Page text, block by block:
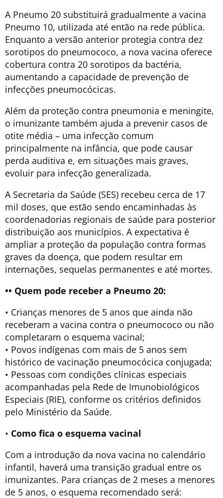
A Pneumo 20 substituirá gradualmente a vacina
Pneumo 10, utilizada até então na rede pública.
Enquanto a versão anterior protegia contra dez
sorotipos do pneumococo, a nova vacina oferece
cobertura contra 20 sorotipos da bactéria,
aumentando a capacidade de prevenção de
infecções pneumocócicas.
Além da proteção contra pneumonia e meningite,
o imunizante também ajuda a prevenir casos de
otite média – uma infecção comum
principalmente na infância, que pode causar
perda auditiva e, em situações mais graves,
evoluir para infecção generalizada.
A Secretaria da Saúde (SES) recebeu cerca de 17
mil doses, que estão sendo encaminhadas às
coordenadorias regionais de saúde para posterior
distribuição aos municípios. A expectativa é
ampliar a proteção da população contra formas
graves da doença, que podem resultar em
internações, sequelas permanentes e até mortes.
•• Quem pode receber a Pneumo 20:
• Crianças menores de 5 anos que ainda não
receberam a vacina contra o pneumococo ou não
completaram o esquema vacinal;
• Povos indígenas com mais de 5 anos sem
histórico de vacinação pneumocócica conjugada;
• Pessoas com condições clínicas especiais
acompanhadas pela Rede de Imunobiológicos
Especiais (RIE), conforme os critérios definidos
pelo Ministério da Saúde.
• Como fica o esquema vacinal
Com a introdução da nova vacina no calendário
infantil, haverá uma transição gradual entre os
imunizantes. Para crianças de 2 meses a menores
de 5 anos, o esquema recomendado será: